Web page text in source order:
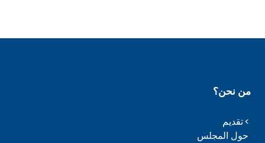
من نحن؟
تقديم
حول المجلس